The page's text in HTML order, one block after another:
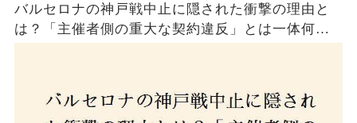
バルセロナの神戸戦中止に隠された衝撃の理由と
は？「主催者側の重大な契約違反」とは一体何